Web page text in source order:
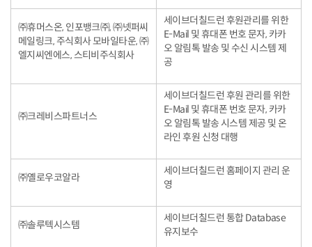
㈜휴머스온, 인포뱅크㈜, ㈜넷퍼씨
메일링크, 주식회사 모바일타운, ㈜
엘지씨엔에스, 스티비주식회사
세이브더칠드런 후원관리를 위한
E-Mail 및 휴대폰 번호 문자, 카카
오 알림톡 발송 및 수신 시스템 제
공
㈜크레비스파트너스
세이브더칠드런 후원 관리를 위한
E-Mail 및 휴대폰 번호 문자, 카카
오 알림톡 발송 시스템 제공 및 온
라인 후원 신청 대행
㈜옐로우코알라
세이브더칠드런 홈페이지 관리 운
영
㈜솔루텍시스템
세이브더칠드런 통합 Database
유지보수